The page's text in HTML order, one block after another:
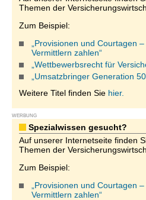
Themen der
Zum Beispiel:
„Provisionen und Courtagen
Vermittlern zahlen“
„Wettbewerbsrecht für
„Umsatzbringer Generation
Weitere Titel finden Sie hier.
WERBUNG
Spezialwissen gesucht?
Auf unserer Internetseite finden
Themen der
Zum Beispiel:
„Provisionen und Courtagen
Vermittlern zahlen“